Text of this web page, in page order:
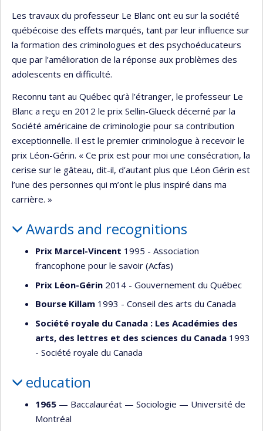
Les travaux du professeur Le Blanc ont eu sur la société
québécoise des effets marqués, tant par leur influence sur
la formation des criminologues et des psychoéducateurs
que par l’amélioration de la réponse aux problèmes des
adolescents en difficulté.
Reconnu tant au Québec qu’à l’étranger, le professeur Le
Blanc a reçu en 2012 le prix Sellin-Glueck décerné par la
Société américaine de criminologie pour sa contribution
exceptionnelle. Il est le premier criminologue à recevoir le
prix Léon-Gérin. « Ce prix est pour moi une consécration, la
cerise sur le gâteau, dit-il, d’autant plus que Léon Gérin est
l’une des personnes qui m’ont le plus inspiré dans ma
carrière. »
Awards and recognitions
Prix Marcel-Vincent 1995 - Association
francophone pour le savoir (Acfas)
Prix Léon-Gérin 2014 - Gouvernement du Québec
Bourse Killam 1993 - Conseil des arts du Canada
Société royale du Canada : Les Académies des
arts, des lettres et des sciences du Canada 1993
- Société royale du Canada
education
1965 — Baccalauréat — Sociologie — Université de
Montréal